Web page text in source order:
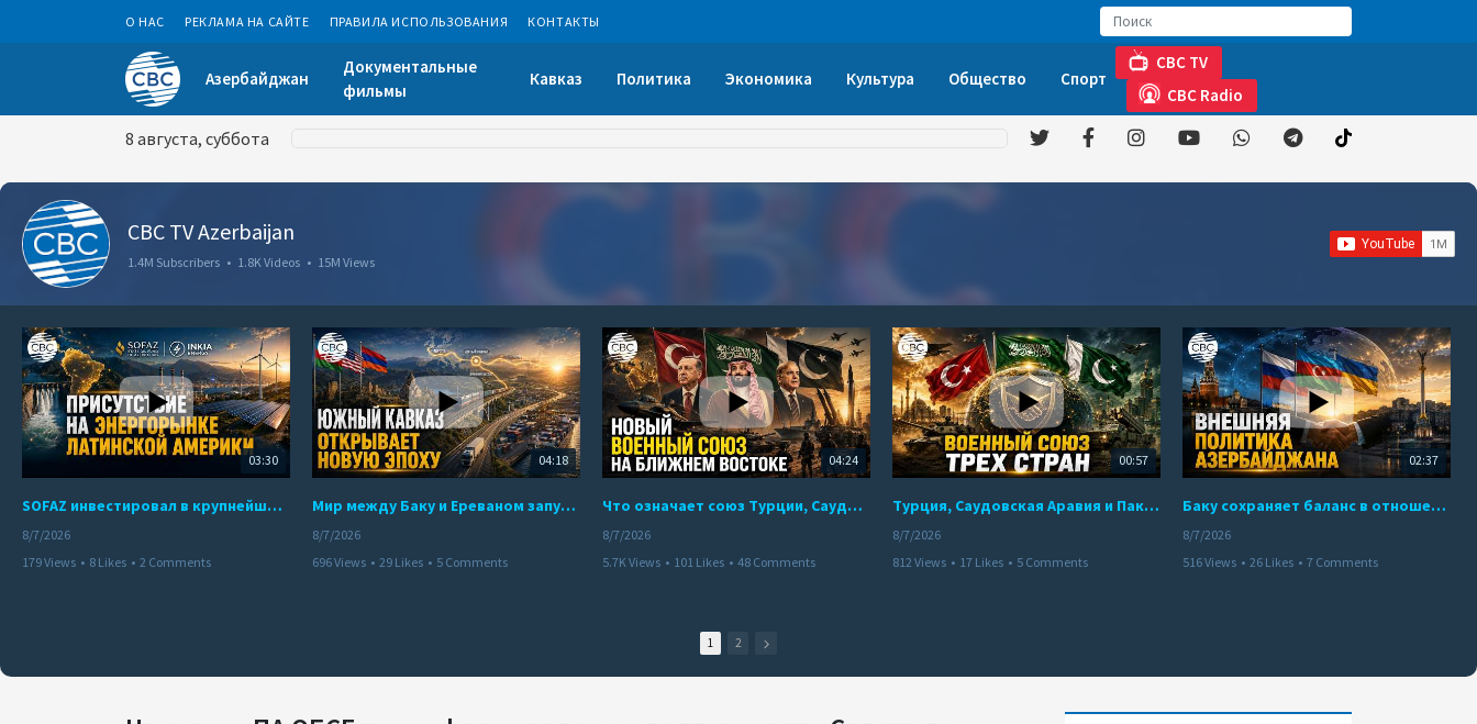
О НАС РЕКЛАМА НА САЙТЕ ПРАВИЛА ИСПОЛЬЗОВАНИЯ КОНТАКТЫ
Азербайджан
Документальные
фильмы
Кавказ Политика Экономика Культура Общество Спорт
CBC TV
CBC Radio
8 августа, суббота
CBC TV Azerbaijan
1.4M Subscribers • 1.8K Videos • 15M Views
03:30
SOFAZ инвестировал в крупнейшего независимого производителя электроэнергии Перу
8/7/2026
179 Views • 8 Likes • 2 Comments
04:18
Мир между Баку и Ереваном запускает крупные логистические проекты
8/7/2026
696 Views • 29 Likes • 5 Comments
04:24
Что означает союз Турции, Саудовской Аравии и Пакистана?
8/7/2026
5.7K Views • 101 Likes • 48 Comments
00:57
Турция, Саудовская Аравия и Пакистан подписали соглашение о совместной обороне
8/7/2026
812 Views • 17 Likes • 5 Comments
02:37
Баку сохраняет баланс в отношениях с Москвой и Киевом
8/7/2026
516 Views • 26 Likes • 7 Comments
1 2